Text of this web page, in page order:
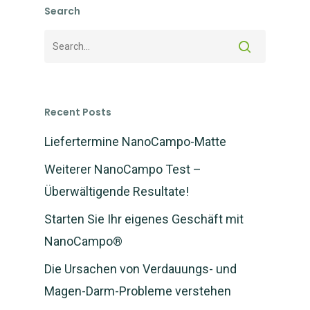
Search
Recent Posts
Liefertermine NanoCampo-Matte
Weiterer NanoCampo Test –
Überwältigende Resultate!
Starten Sie Ihr eigenes Geschäft mit
NanoCampo®
Die Ursachen von Verdauungs- und
Magen-Darm-Probleme verstehen
NEWS: NanoCampo
verfügbar und